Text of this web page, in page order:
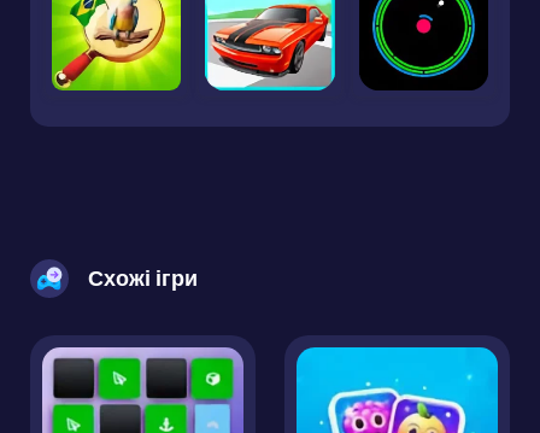
Схожі ігри